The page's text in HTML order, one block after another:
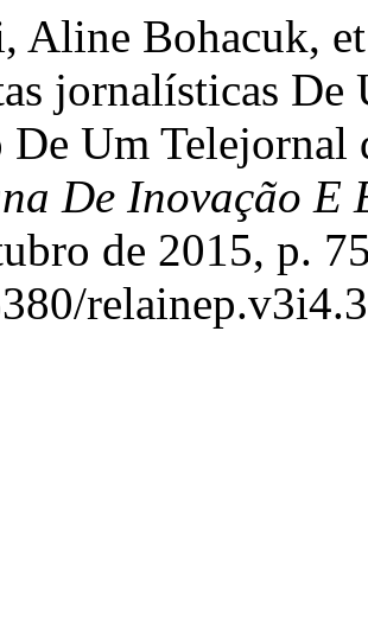
Aline Bohacuk,
jornalísticas
De Um
De Inovação E
de 2015, p.